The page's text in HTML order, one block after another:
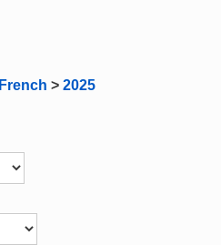
French > 2025